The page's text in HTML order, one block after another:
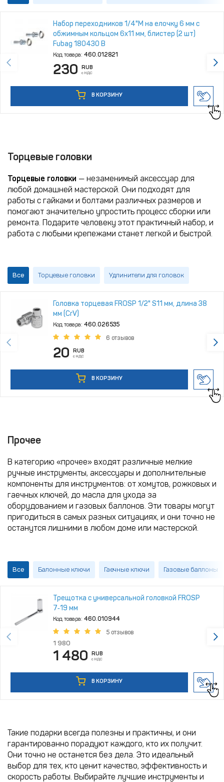
Набор переходников 1/4"М на елочку 6 мм с
обжимным кольцом 6х11 мм, блистер (2 шт)
Fubag 180430 В
Код товара: 460.012821
230 RUB
с НДС
В КОРЗИНУ
Торцевые головки
Торцевые головки — незаменимый аксессуар для
любой домашней мастерской. Они подходят для
работы с гайками и болтами различных размеров и
помогают значительно упростить процесс сборки или
ремонта. Подарите человеку этот практичный набор, и
работа с любыми крепежами станет легкой и быстрой.
Все Торцевые головки Удлинители для головок
Головка торцевая FROSP 1/2" S11 мм, длина 38
мм (CrV)
Код товара: 460.026535
6 отзывов
20 RUB
с НДС
В КОРЗИНУ
Прочее
В категорию «прочее» входят различные мелкие
ручные инструменты, аксессуары и дополнительные
компоненты для инструментов: от хомутов, рожковых и
гаечных ключей, до масла для ухода за
оборудованием и газовых баллонов. Эти товары могут
пригодиться в самых разных ситуациях, и они точно не
останутся лишними в любом доме или мастерской.
Все Балонные ключи Гаечные ключи Газовые баллоны
Трещотка с универсальной головкой FROSP
7‑19 мм
Код товара: 460.010944
5 отзывов
1 980
1 480 RUB
с НДС
В КОРЗИНУ
Такие подарки всегда полезны и практичны, и они
гарантированно порадуют каждого, кто их получит.
Они точно не останется без дела. Это идеальный
выбор для тех, кто ценит качество, эффективность и
скорость работы. Выбирайте лучшие инструменты и